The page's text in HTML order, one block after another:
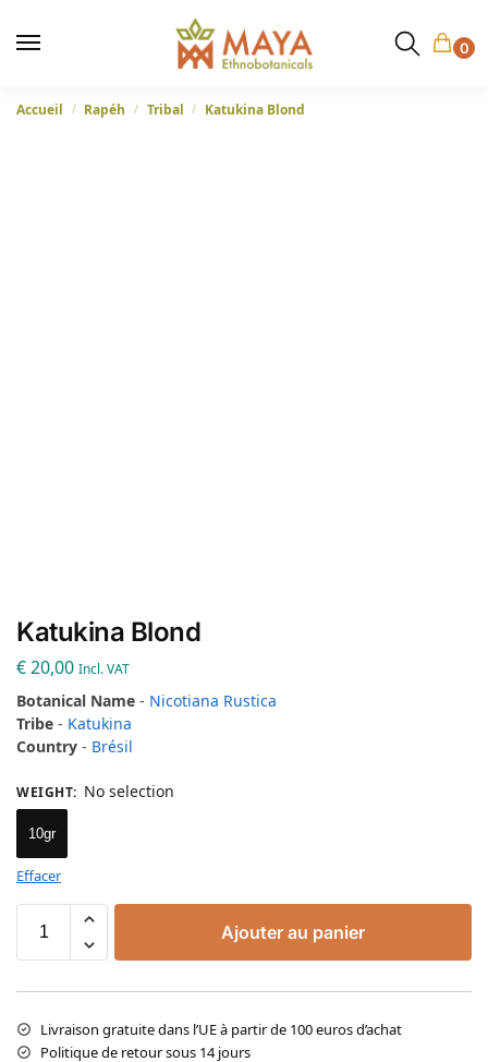
0
Accueil / Rapéh / Tribal / Katukina Blond
Katukina Blond
€20,00 Incl. VAT
Botanical Name - Nicotiana Rustica
Tribe - Katukina
Country - Brésil
WEIGHT: No selection
10gr
Effacer
Ajouter au panier
Livraison gratuite dans l’UE à partir de 100 euros d’achat
Politique de retour sous 14 jours